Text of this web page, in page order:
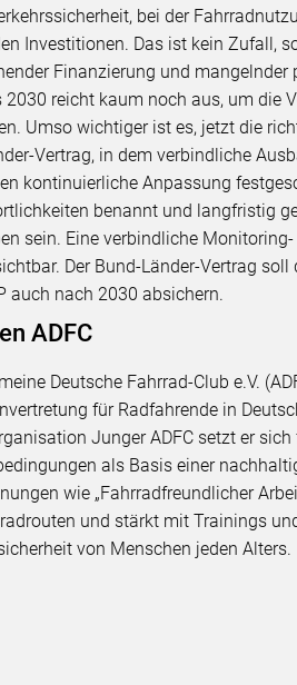
bei der
Investitionen. Das ist kein Zufall,
Finanzierung und
2030 reicht kaum noch aus, um die
Umso wichtiger ist es, jetzt die
Vertrag, in dem verbindliche
kontinuierliche Anpassung
benannt und langfristig
sein. Eine verbindliche
Der Bund-Länder-Vertrag
auch nach 2030 absichern.
ADFC
Deutsche Fahrrad-Club e.V.
für Radfahrende in
Junger ADFC setzt er
als Basis einer
wie „Fahrradfreundlicher
und stärkt mit Trainings
von Menschen jeden Alters.